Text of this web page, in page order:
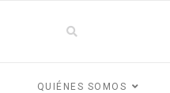
QUIÉNES SOMOS